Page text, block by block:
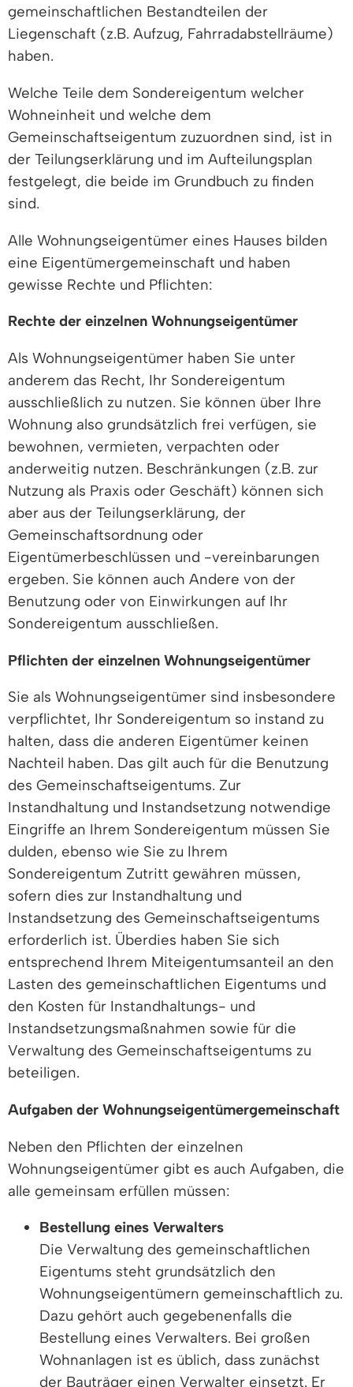
gemeinschaftlichen Bestandteilen der
Liegenschaft (z.B. Aufzug, Fahrradabstellräume)
haben.
Welche Teile dem Sondereigentum welcher
Wohneinheit und welche dem
Gemeinschaftseigentum zuzuordnen sind, ist in
der Teilungserklärung und im Aufteilungsplan
festgelegt, die beide im Grundbuch zu finden
sind.
Alle Wohnungseigentümer eines Hauses bilden
eine Eigentümergemeinschaft und haben
gewisse Rechte und Pflichten:
Rechte der einzelnen Wohnungseigentümer
Als Wohnungseigentümer haben Sie unter
anderem das Recht, Ihr Sondereigentum
ausschließlich zu nutzen. Sie können über Ihre
Wohnung also grundsätzlich frei verfügen, sie
bewohnen, vermieten, verpachten oder
anderweitig nutzen. Beschränkungen (z.B. zur
Nutzung als Praxis oder Geschäft) können sich
aber aus der Teilungserklärung, der
Gemeinschaftsordnung oder
Eigentümerbeschlüssen und -vereinbarungen
ergeben. Sie können auch Andere von der
Benutzung oder von Einwirkungen auf Ihr
Sondereigentum ausschließen.
Pflichten der einzelnen Wohnungseigentümer
Sie als Wohnungseigentümer sind insbesondere
verpflichtet, Ihr Sondereigentum so instand zu
halten, dass die anderen Eigentümer keinen
Nachteil haben. Das gilt auch für die Benutzung
des Gemeinschaftseigentums. Zur
Instandhaltung und Instandsetzung notwendige
Eingriffe an Ihrem Sondereigentum müssen Sie
dulden, ebenso wie Sie zu Ihrem
Sondereigentum Zutritt gewähren müssen,
sofern dies zur Instandhaltung und
Instandsetzung des Gemeinschaftseigentums
erforderlich ist. Überdies haben Sie sich
entsprechend Ihrem Miteigentumsanteil an den
Lasten des gemeinschaftlichen Eigentums und
den Kosten für Instandhaltungs- und
Instandsetzungsmaßnahmen sowie für die
Verwaltung des Gemeinschaftseigentums zu
beteiligen.
Aufgaben der Wohnungseigentümergemeinschaft
Neben den Pflichten der einzelnen
Wohnungseigentümer gibt es auch Aufgaben, die
alle gemeinsam erfüllen müssen:
Bestellung eines Verwalters
Die Verwaltung des gemeinschaftlichen
Eigentums steht grundsätzlich den
Wohnungseigentümern gemeinschaftlich zu.
Dazu gehört auch gegebenenfalls die
Bestellung eines Verwalters. Bei großen
Wohnanlagen ist es üblich, dass zunächst
der Bauträger einen Verwalter einsetzt. Er